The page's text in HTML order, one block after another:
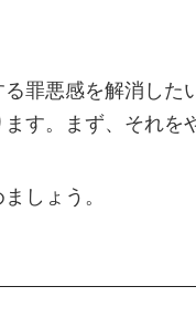
罪悪感を解消し
す。まず、それを
しょう。